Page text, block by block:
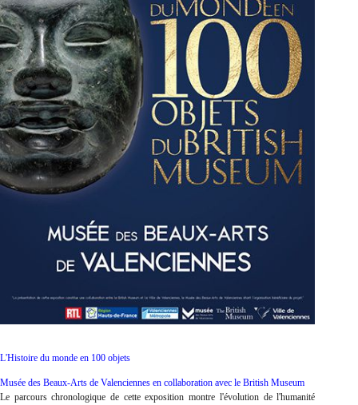
L'Histoire du monde en 100 objets
Musée des Beaux-Arts de Valenciennes en collaboration avec le British Museum
Le parcours chronologique de cette exposition montre l'évolution de l'humanité